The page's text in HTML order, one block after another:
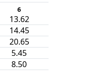
6
13.62
14.45
20.65
5.45
8.50